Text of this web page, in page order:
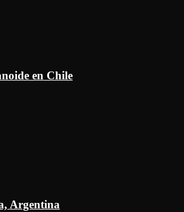
en Chile
Argentina